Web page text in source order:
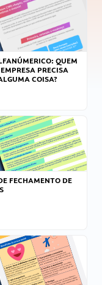
QUEM
PRECISA
COISA?
FECHAMENTO DE